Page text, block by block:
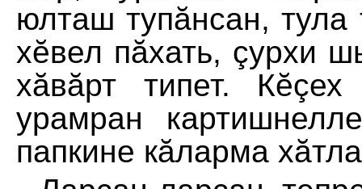
юлташ тупăнсан,
хĕвел пăхать, çурхи
хăвăрт типет.
урамран
папкине кăларма